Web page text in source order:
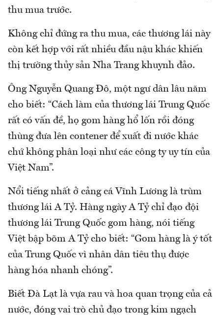
thu mua trước.
Không chỉ đứng ra thu mua, các thương lái này
còn kết hợp với rất nhiều đầu nậu khác khiến
thị trường thủy sản Nha Trang khuynh đảo.
Ông Nguyễn Quang Đô, một ngư dân lâu năm
cho biết: “Cách làm của thương lái Trung Quốc
rất có vấn đề, họ gom hàng hổ lốn rồi đóng
thùng đưa lên contener để xuất đi nước khác
chứ không phân loại như các công ty uy tín của
Việt Nam”.
Nổi tiếng nhất ở cảng cá Vĩnh Lương là trùm
thương lái A Tỷ. Hàng ngày A Tỷ chỉ đạo đội
thương lái Trung Quốc gom hàng, nói tiếng
Việt bập bõm A Tỷ cho biết: “Gom hàng là ý tốt
của Trung Quốc vì nhân dân tiêu thụ được
hàng hóa nhanh chóng”.
Biết Đà Lạt là vựa rau và hoa quan trọng của cả
nước, đóng vai trò chủ đạo trong kim ngạch